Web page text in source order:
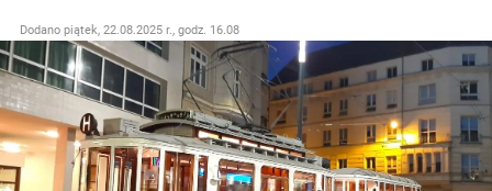
Dodano piątek, 22.08.2025 r., godz. 16.08